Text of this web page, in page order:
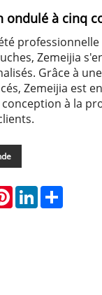
ondulé à cinq
Zemeijia
Grâce à
Zemeijia est
à la
PinterestLinkedIn